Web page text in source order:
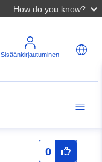
How do you know?
Sisäänkirjautuminen
0